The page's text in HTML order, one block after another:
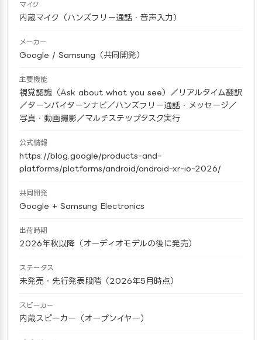
マイク
内蔵マイク（ハンズフリー通話・音声入力）
メーカー
Google / Samsung（共同開発）
主要機能
視覚認識（Ask about what you see）／リアルタイム翻訳
／ターンバイターンナビ／ハンズフリー通話・メッセージ／
写真・動画撮影／マルチステップタスク実行
公式情報
https://blog.google/products-and-
platforms/platforms/android/android-xr-io-2026/
共同開発
Google + Samsung Electronics
出荷時期
2026年秋以降（オーディオモデルの後に発売）
ステータス
未発売・先行発表段階（2026年5月時点）
スピーカー
内蔵スピーカー（オープンイヤー）